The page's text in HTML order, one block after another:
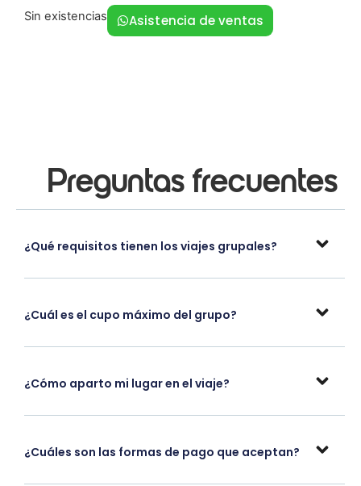
Sin existencias Asistencia de ventas
Preguntas frecuentes
¿Qué requisitos tienen los viajes grupales?
¿Cuál es el cupo máximo del grupo?
¿Cómo aparto mi lugar en el viaje?
¿Cuáles son las formas de pago que aceptan?